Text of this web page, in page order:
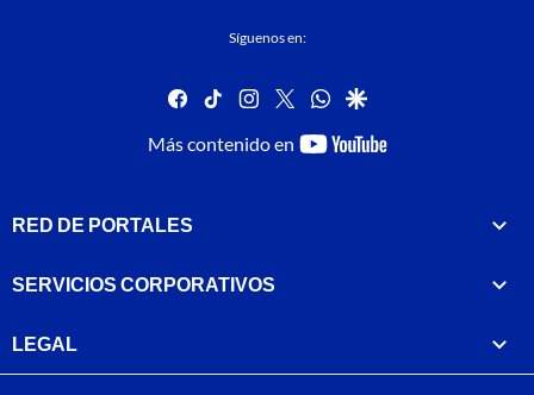
Síguenos en:
facebook
tiktok instagram
twitterwhatsapp
google
Más contenido en
youtube-
RED DE PORTALES
SERVICIOS CORPORATIVOS
LEGAL